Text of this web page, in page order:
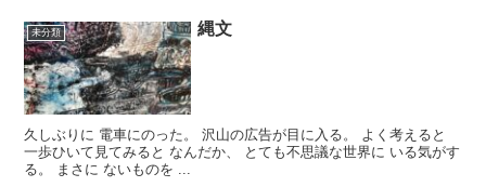
未分類 縄文
久しぶりに 電車にのった。 沢山の広告が目に入る。 よく考えると
一歩ひいて見てみると なんだか、 とても不思議な世界に いる気がす
る。 まさに ないものを ...